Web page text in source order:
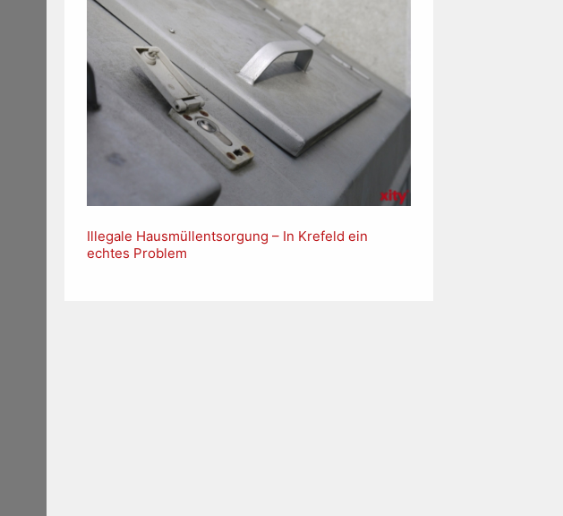
Illegale Hausmüllentsorgung – In Krefeld ein
echtes Problem